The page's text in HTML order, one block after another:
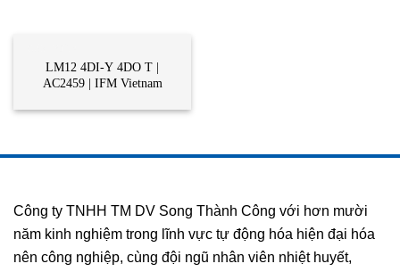
LM12 4DI-Y 4DO T |
AC2459 | IFM Vietnam
Công ty TNHH TM DV Song Thành Công với hơn mười
năm kinh nghiệm trong lĩnh vực tự động hóa hiện đại hóa
nên công nghiệp, cùng đội ngũ nhân viên nhiệt huyết,